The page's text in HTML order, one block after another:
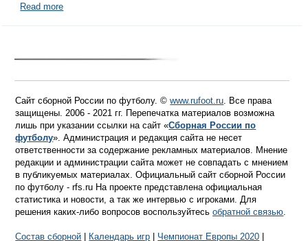
Read more
Сайт сборной России по футболу. ©www.rufoot.ru. Все права
защищены. 2006 - 2021 гг. Перепечатка материалов возможна
лишь при указании ссылки на сайт «Сборная России по
футболу». Администрация и редакция сайта не несет
ответственности за содержание рекламных материалов. Мнение
редакции и администрации сайта может не совпадать с мнением
в публикуемых материалах. Официальный сайт сборной России
по футболу - rfs.ru На проекте представлена официальная
статистика и новости, а так же интервью с игроками. Для
решения каких-либо вопросов воспользуйтесьобратной связью.
Состав сборной Календарь игр Чемпионат Европы 2020